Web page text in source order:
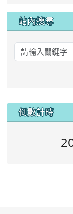
站內搜尋
::: 倒數計時